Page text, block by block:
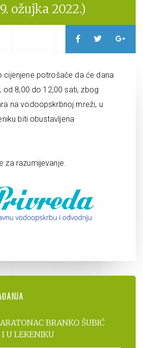
ožujka 2022.)
cijenjene potrošače da će dana
od 8,00 do 12,00 sati, zbog
na vodoopskrbnoj mreži, u
biti obustavljena
za razumijevanje.
BRANKO ŠUBIĆ
I U LEKENIKU